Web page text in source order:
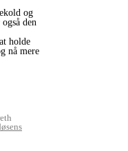
og
den
holde
nå mere